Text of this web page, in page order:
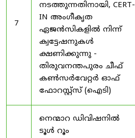
7
നടത്തുന്നതിനായി, CERT-
IN അംഗീകൃത
ഏജൻസികളിൽ നിന്ന്
ക്വട്ടേഷനുകൾ
ക്ഷണിക്കുന്നു -
തിരുവനന്തപുരം ചീഫ്
കൺസർവേറ്റർ ഓഫ്
ഫോറസ്റ്റ്സ് (ഐടി)
നെന്മാറ ഡിവിഷനിൽ
ടൂൾ റൂം